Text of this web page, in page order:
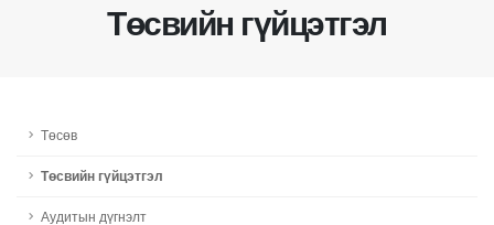
Төсвийн гүйцэтгэл
Төсөв
Төсвийн гүйцэтгэл
Аудитын дүгнэлт